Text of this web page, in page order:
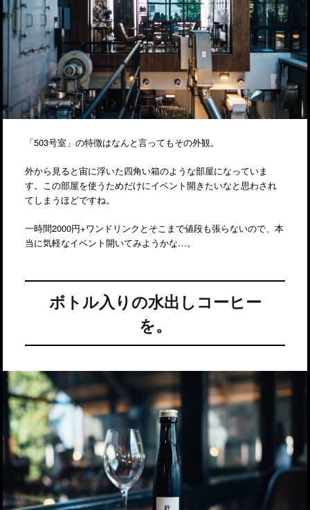
「503号室」の特徴はなんと言ってもその外観。
外から見ると宙に浮いた四角い箱のような部屋になっていま
す。この部屋を使うためだけにイベント開きたいなと思わされ
てしまうほどですね。
一時間2000円+ワンドリンクとそこまで値段も張らないので、本
当に気軽なイベント開いてみようかな…。
ボトル入りの水出しコーヒー
を。